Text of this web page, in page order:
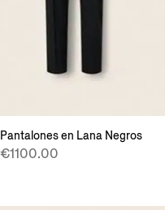
Pantalones en Lana Negros
€1100.00